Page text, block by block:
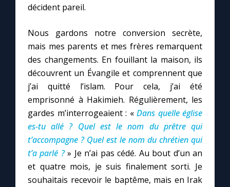
décident pareil.
Nous gardons notre conversion secrète,
mais mes parents et mes frères remarquent
des changements. En fouillant la maison, ils
découvrent un Évangile et comprennent que
j’ai quitté l’islam. Pour cela, j’ai été
emprisonné à Hakimieh. Régulièrement, les
gardes m’interrogeaient : « Dans quelle église
es-tu allé ? Quel est le nom du prêtre qui
t’accompagne ? Quel est le nom du chrétien qui
t’a parlé ? » Je n’ai pas cédé. Au bout d’un an
et quatre mois, je suis finalement sorti. Je
souhaitais recevoir le baptême, mais en Irak